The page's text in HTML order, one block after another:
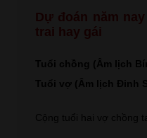
Dự đoán năm
trai hay gái
Tuổi chồng (Âm lịch
Tuổi vợ (Âm lịch Đinh
Cộng tuổi hai vợ chồng